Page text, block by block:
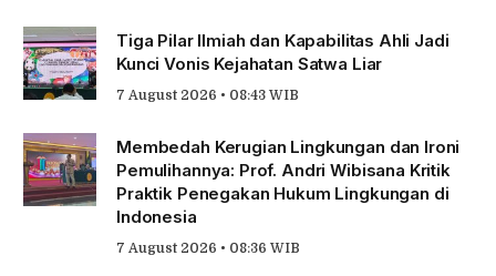
Tiga Pilar Ilmiah dan Kapabilitas Ahli Jadi
Kunci Vonis Kejahatan Satwa Liar
7 August 2026 • 08:43 WIB
Membedah Kerugian Lingkungan dan Ironi
Pemulihannya: Prof. Andri Wibisana Kritik
Praktik Penegakan Hukum Lingkungan di
Indonesia
7 August 2026 • 08:36 WIB